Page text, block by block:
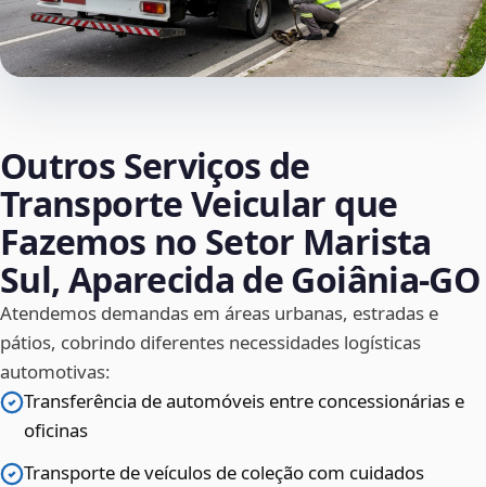
Outros Serviços de
Transporte Veicular que
Fazemos no Setor Marista
Sul, Aparecida de Goiânia‑GO
Atendemos demandas em áreas urbanas, estradas e
pátios, cobrindo diferentes necessidades logísticas
automotivas:
Transferência de automóveis entre concessionárias e
oficinas
Transporte de veículos de coleção com cuidados